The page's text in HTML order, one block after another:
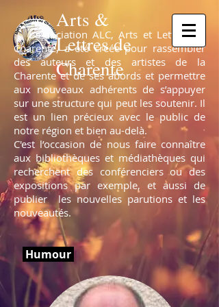
Arts &
Lettres de
Charente
L’association ALC, Arts et Lettres de
Charente, a été créée pour rassembler
des auteurs et des artistes de la
Charente et de ses abords et permettre
aux nouveaux adhérents de s’appuyer
sur une structure qui peut les soutenir. Il
est un lien précieux avec le public de
notre région et bien au-delà.
C'est l’occasion de nous faire connaître
aux bibliothèques et médiathèques qui
recherchent des conférenciers ou des
expositions par exemple, et aussi de
publier les nouvelles parutions et les
nouveautés.
Humour